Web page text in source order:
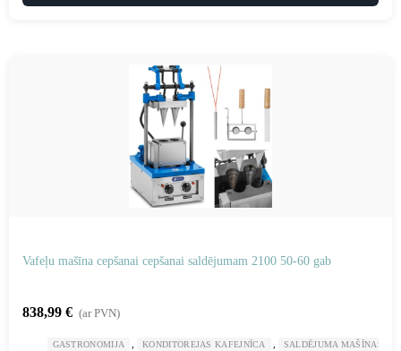
Vafeļu mašīna cepšanai cepšanai saldējumam 2100 50-60 gab
838,99 € (ar PVN)
GASTRONOMIJA KONDITOREJAS KAFEJNĪCA SALDĒJUMA MAŠĪNAS